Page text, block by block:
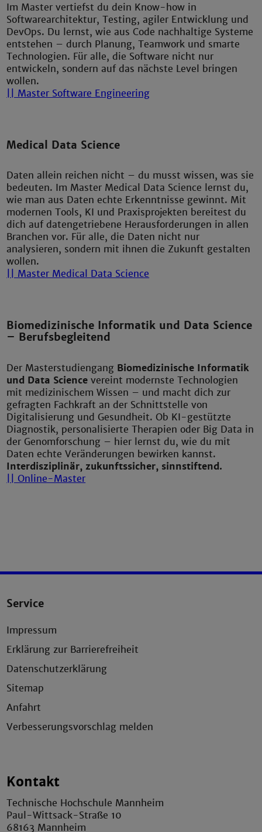
Im Master vertiefst du dein Know-how in
Softwarearchitektur, Testing, agiler Entwicklung und
DevOps. Du lernst, wie aus Code nachhaltige Systeme
entstehen – durch Planung, Teamwork und smarte
Technologien. Für alle, die Software nicht nur
entwickeln, sondern auf das nächste Level bringen
wollen.
|| Master Software Engineering
Medical Data Science
Daten allein reichen nicht – du musst wissen, was sie
bedeuten. Im Master Medical Data Science lernst du,
wie man aus Daten echte Erkenntnisse gewinnt. Mit
modernen Tools, KI und Praxisprojekten bereitest du
dich auf datengetriebene Herausforderungen in allen
Branchen vor. Für alle, die Daten nicht nur
analysieren, sondern mit ihnen die Zukunft gestalten
wollen.
|| Master Medical Data Science
Biomedizinische Informatik und Data Science
– Berufsbegleitend
Der Masterstudiengang Biomedizinische Informatik
und Data Science vereint modernste Technologien
mit medizinischem Wissen – und macht dich zur
gefragten Fachkraft an der Schnittstelle von
Digitalisierung und Gesundheit. Ob KI-gestützte
Diagnostik, personalisierte Therapien oder Big Data in
der Genomforschung – hier lernst du, wie du mit
Daten echte Veränderungen bewirken kannst.
Interdisziplinär, zukunftssicher, sinnstiftend.
|| Online-Master
Service
Impressum
Erklärung zur Barrierefreiheit
Datenschutzerklärung
Sitemap
Anfahrt
Verbesserungsvorschlag melden
Kontakt
Technische Hochschule Mannheim
Paul-Wittsack-Straße 10
68163 Mannheim